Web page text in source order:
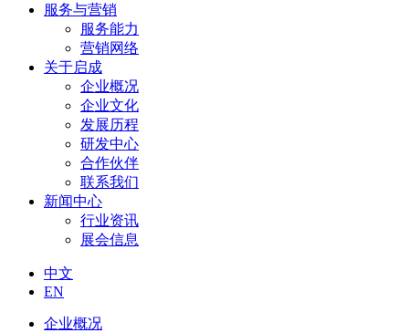
服务与营销
服务能力
营销网络
关于启成
企业概况
企业文化
发展历程
研发中心
合作伙伴
联系我们
新闻中心
行业资讯
展会信息
中文
EN
企业概况